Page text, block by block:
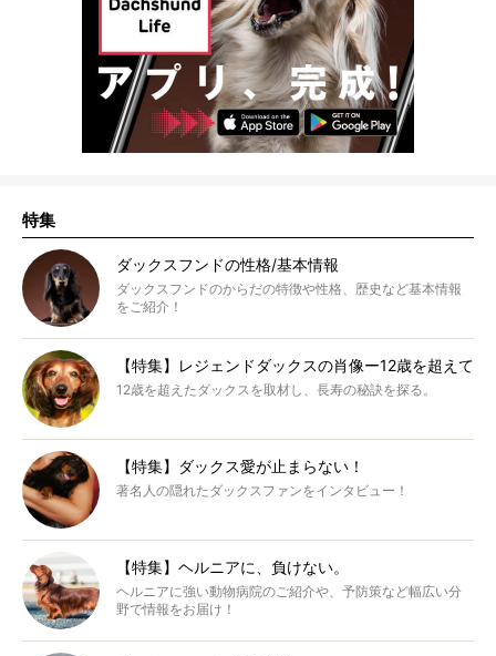
特集
ダックスフンドの性格/基本情報
ダックスフンドのからだの特徴や性格、歴史など基本情報
をご紹介！
【特集】レジェンドダックスの肖像ー12歳を超えて
12歳を超えたダックスを取材し、長寿の秘訣を探る。
【特集】ダックス愛が止まらない！
著名人の隠れたダックスファンをインタビュー！
【特集】ヘルニアに、負けない。
ヘルニアに強い動物病院のご紹介や、予防策など幅広い分
野で情報をお届け！